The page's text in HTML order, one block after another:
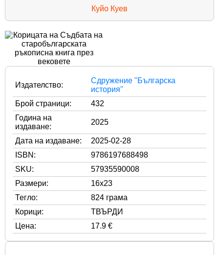
Куйо Куев
Издателство:
Сдружение "Българска
история"
Брой страници:
432
Година на
издаване:
2025
Дата на издаване:
2025-02-28
ISBN:
9786197688498
SKU:
57935590008
Размери:
16x23
Тегло:
824 грама
Корици:
ТВЪРДИ
Цена:
17.9 €